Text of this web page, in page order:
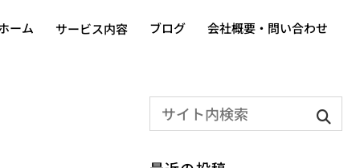
ーム サービス内容 ブログ 会社概要・問い合わせ